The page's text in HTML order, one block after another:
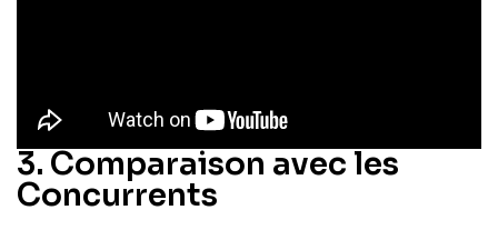
3. Comparaison avec les
Concurrents